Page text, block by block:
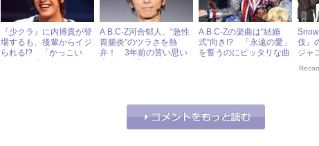
『少クラ』に内博貴が登
場するも、後輩からイジ
られる!? 「かっこい
A.B.C-Z河合郁人、“急性
胃腸炎”のツラさを熱
弁！ 3年前の苦い思い
A.B.C-Zの楽曲は“結婚
式”向き!? 「永遠の愛」
を誓うのにピッタリな曲
伎』
ジャ
の“
ジャ